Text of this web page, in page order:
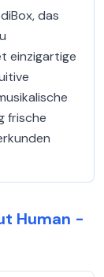
das
einzigartige
frische
Human -